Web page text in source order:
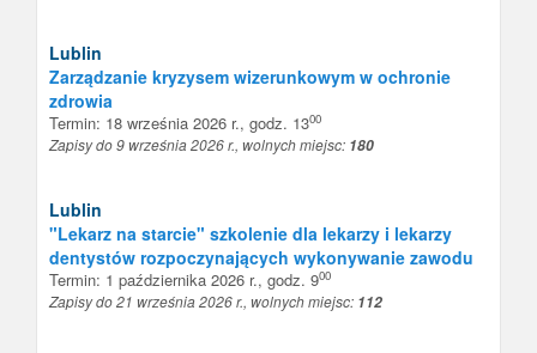
Lublin
Zarządzanie kryzysem wizerunkowym w ochronie
zdrowia
Termin: 18 września 2026 r., godz. 1300
Zapisy do 9 września 2026 r., wolnych miejsc: 180
Lublin
"Lekarz na starcie" szkolenie dla lekarzy i lekarzy
dentystów rozpoczynających wykonywanie zawodu
Termin: 1 października 2026 r., godz. 900
Zapisy do 21 września 2026 r., wolnych miejsc: 112